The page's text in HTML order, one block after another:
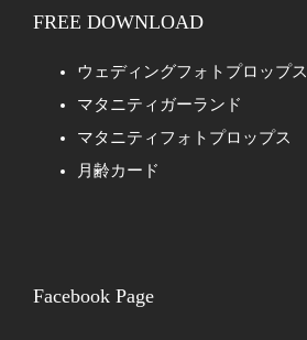
FREE DOWNLOAD
ウェディングフォトプロップス
マタニティガーランド
マタニティフォトプロップス
月齢カード
Facebook Page